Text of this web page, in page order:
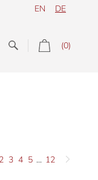
DE
EN
(0)
2 3 4 5 ... 12